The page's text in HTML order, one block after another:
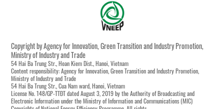
Copyright by Agency for Innovation, Green Transition and Industry Promotion,
Ministry of Industry and Trade
54 Hai Ba Trung Str., Hoan Kiem Dist., Hanoi, Vietnam
Content responsibility: Agency for Innovation, Green Transition and Industry Promotion,
Ministry of Industry and Trade
54 Hai Ba Trung Str., Cua Nam ward, Hanoi, Vietnam
License No. 148/GP-TTĐT dated August 3, 2019 by the Authority of Broadcasting and
Electronic Information under the Ministry of Information and Communications (MIC)